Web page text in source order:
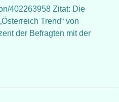
402263958 Zitat: Die
Trend“ von
der Befragten mit der